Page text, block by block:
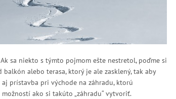
sa niekto s týmto pojmom ešte nestretol, poďme si
alebo terasa, ktorý je ale zasklený, tak aby
prístavba pri východe na záhradu, ktorú
ako si takúto „záhradu“ vytvoriť.